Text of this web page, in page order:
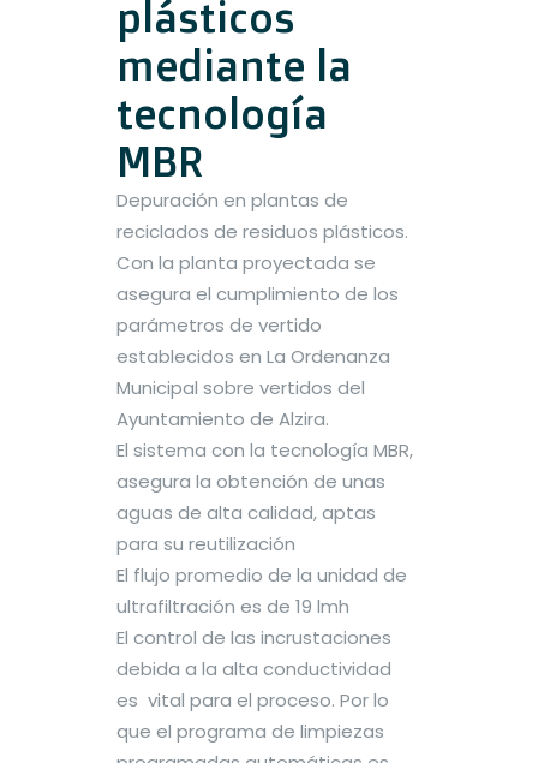
plásticos
mediante la
tecnología
MBR
Depuración en plantas de
reciclados de residuos plásticos.
Con la planta proyectada se
asegura el cumplimiento de los
parámetros de vertido
establecidos en La Ordenanza
Municipal sobre vertidos del
Ayuntamiento de Alzira.
El sistema con la tecnología MBR,
asegura la obtención de unas
aguas de alta calidad, aptas
para su reutilización
El flujo promedio de la unidad de
ultrafiltración es de 19 lmh
El control de las incrustaciones
debida a la alta conductividad
es vital para el proceso. Por lo
que el programa de limpiezas